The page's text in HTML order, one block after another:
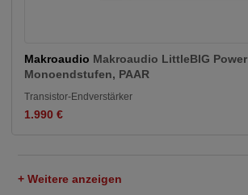
Makroaudio Makroaudio LittleBIG
Monoendstufen, PAAR
Transistor-Endverstärker
1.990 €
+ Weitere anzeigen